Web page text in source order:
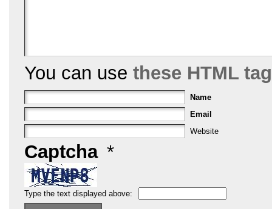
You can use these HTML
Name
Email
Website
Captcha *
Type the text displayed above: